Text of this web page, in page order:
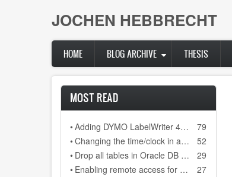
JOCHEN HEBBRECHT
HOME BLOG ARCHIVE THESIS
MOST READ
• Adding DYMO LabelWriter 400 as network printer on DYMO Label 8.3
79
•
Changing the time/clock in a Citroen C3 (2006)
52
•
Drop all tables in Oracle DB (scheme)
29
•
Enabling remote access for user "sa" in SQL Server Express 2008 R2
27